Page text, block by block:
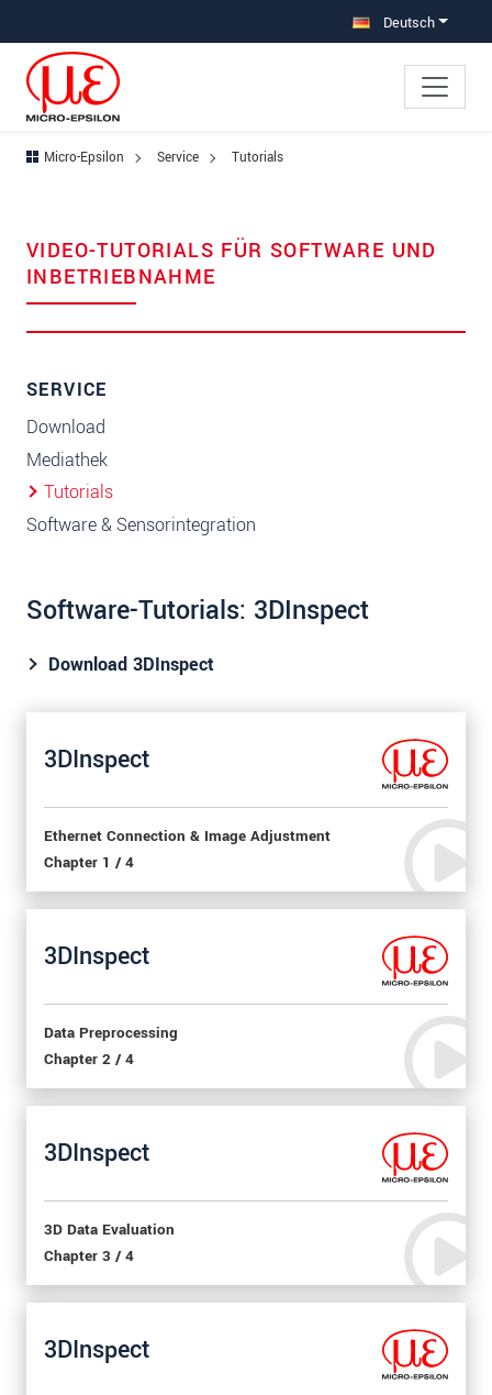
Deutsch
Micro-Epsilon Service Tutorials
VIDEO-TUTORIALS FÜR SOFTWARE UND
INBETRIEBNAHME
SERVICE
Download
Mediathek
Tutorials
Software & Sensorintegration
Software-Tutorials: 3DInspect
Download 3DInspect
3DInspect
Ethernet Connection & Image Adjustment
Chapter 1 / 4
3DInspect
Data Preprocessing
Chapter 2 / 4
3DInspect
3D Data Evaluation
Chapter 3 / 4
3DInspect